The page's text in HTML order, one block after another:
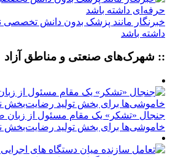
خبرنگار مانند پزشک بدون دانش تخصصی
داشته باشد
:: شهرک‌های صنعتی و مناطق آزاد
جنجال «تشکر» یک مقام مسئول از زبان
خاموشی‌ها برای بخش تولید رضایت‌بخش